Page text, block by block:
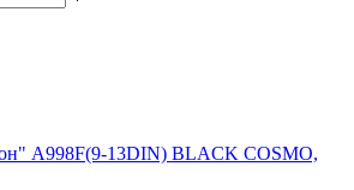
A998F(9-13DIN) BLACK COSMO,